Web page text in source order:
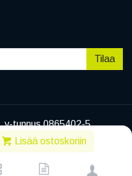
Lisää ostoskoriin
Tilaa
y-tunnus 0865402-5
EC